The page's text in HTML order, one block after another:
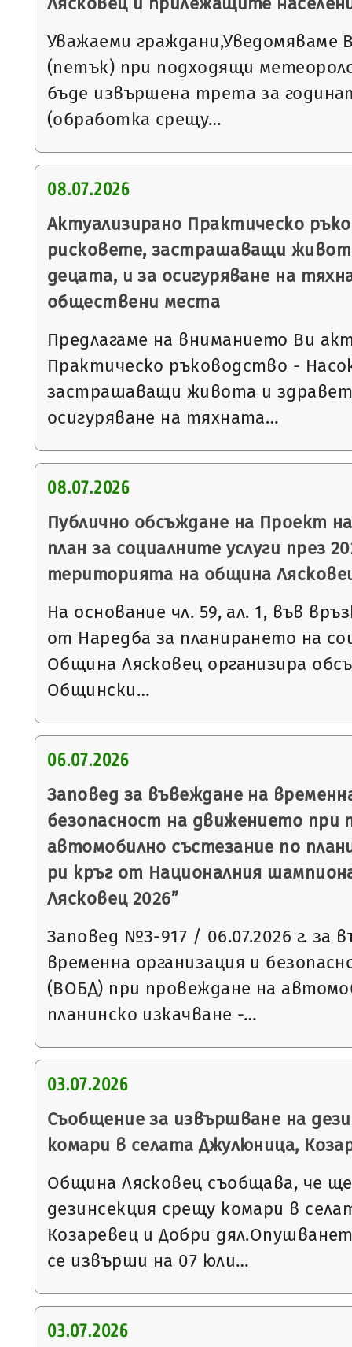
Уважаеми граждани,Уведомяваме
(петък) при подходящи
бъде извършена трета за
(обработка срещу…
08.07.2026
Актуализирано Практическо
рисковете, застрашаващи
децата, и за осигуряване на
обществени места
Предлагаме на вниманието Ви
Практическо ръководство -
застрашаващи живота и
осигуряване на тяхната…
08.07.2026
Публично обсъждане на Проект
план за социалните услуги през
територията на община
На основание чл. 59, ал. 1, във
от Наредба за планирането на
Община Лясковец организира
Общински…
06.07.2026
Заповед за въвеждане на
безопасност на движението при
автомобилно състезание по
ри кръг от Националния
Лясковец 2026”
Заповед №З-917 / 06.07.2026 г. за
временна организация и
(ВОБД) при провеждане на
планинско изкачване -…
03.07.2026
Съобщение за извършване на
комари в селата Джулюница,
Община Лясковец съобщава, че
дезинсекция срещу комари в
Козаревец и Добри
се извърши на 07 юли…
03.07.2026